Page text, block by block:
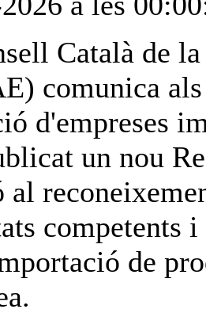
Català de
comunica
d'empreses
un nou
al
competents
de